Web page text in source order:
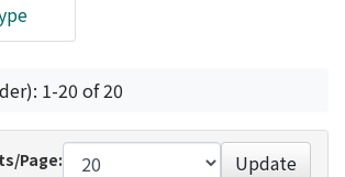
1-20 of 20
Page: Update